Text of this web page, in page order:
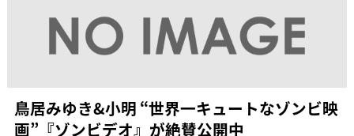
鳥居みゆき&小明 “世界一キュートなゾンビ映
画”『ゾンビデオ』が絶賛公開中